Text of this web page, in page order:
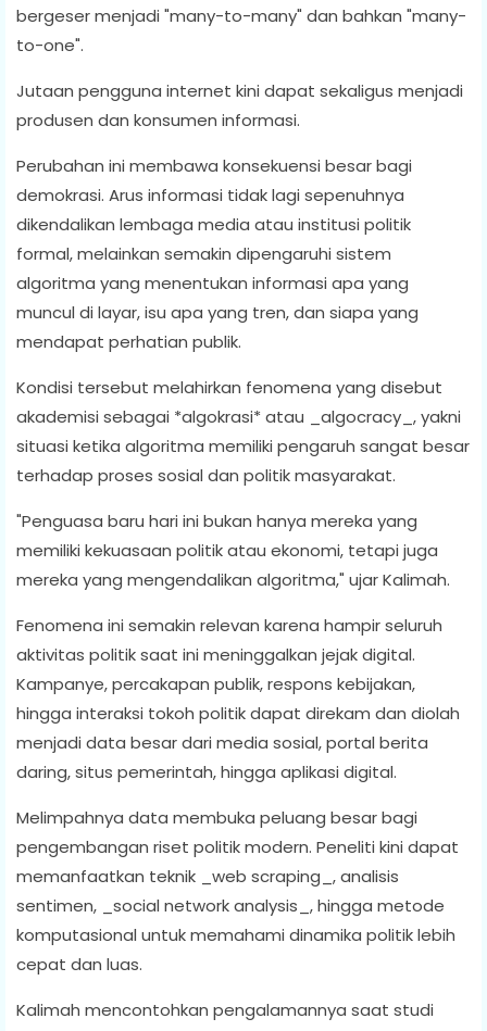
bergeser menjadi "many-to-many" dan bahkan "many-
to-one".
Jutaan pengguna internet kini dapat sekaligus menjadi
produsen dan konsumen informasi.
Perubahan ini membawa konsekuensi besar bagi
demokrasi. Arus informasi tidak lagi sepenuhnya
dikendalikan lembaga media atau institusi politik
formal, melainkan semakin dipengaruhi sistem
algoritma yang menentukan informasi apa yang
muncul di layar, isu apa yang tren, dan siapa yang
mendapat perhatian publik.
Kondisi tersebut melahirkan fenomena yang disebut
akademisi sebagai *algokrasi* atau _algocracy_, yakni
situasi ketika algoritma memiliki pengaruh sangat besar
terhadap proses sosial dan politik masyarakat.
"Penguasa baru hari ini bukan hanya mereka yang
memiliki kekuasaan politik atau ekonomi, tetapi juga
mereka yang mengendalikan algoritma," ujar Kalimah.
Fenomena ini semakin relevan karena hampir seluruh
aktivitas politik saat ini meninggalkan jejak digital.
Kampanye, percakapan publik, respons kebijakan,
hingga interaksi tokoh politik dapat direkam dan diolah
menjadi data besar dari media sosial, portal berita
daring, situs pemerintah, hingga aplikasi digital.
Melimpahnya data membuka peluang besar bagi
pengembangan riset politik modern. Peneliti kini dapat
memanfaatkan teknik _web scraping_, analisis
sentimen, _social network analysis_, hingga metode
komputasional untuk memahami dinamika politik lebih
cepat dan luas.
Kalimah mencontohkan pengalamannya saat studi